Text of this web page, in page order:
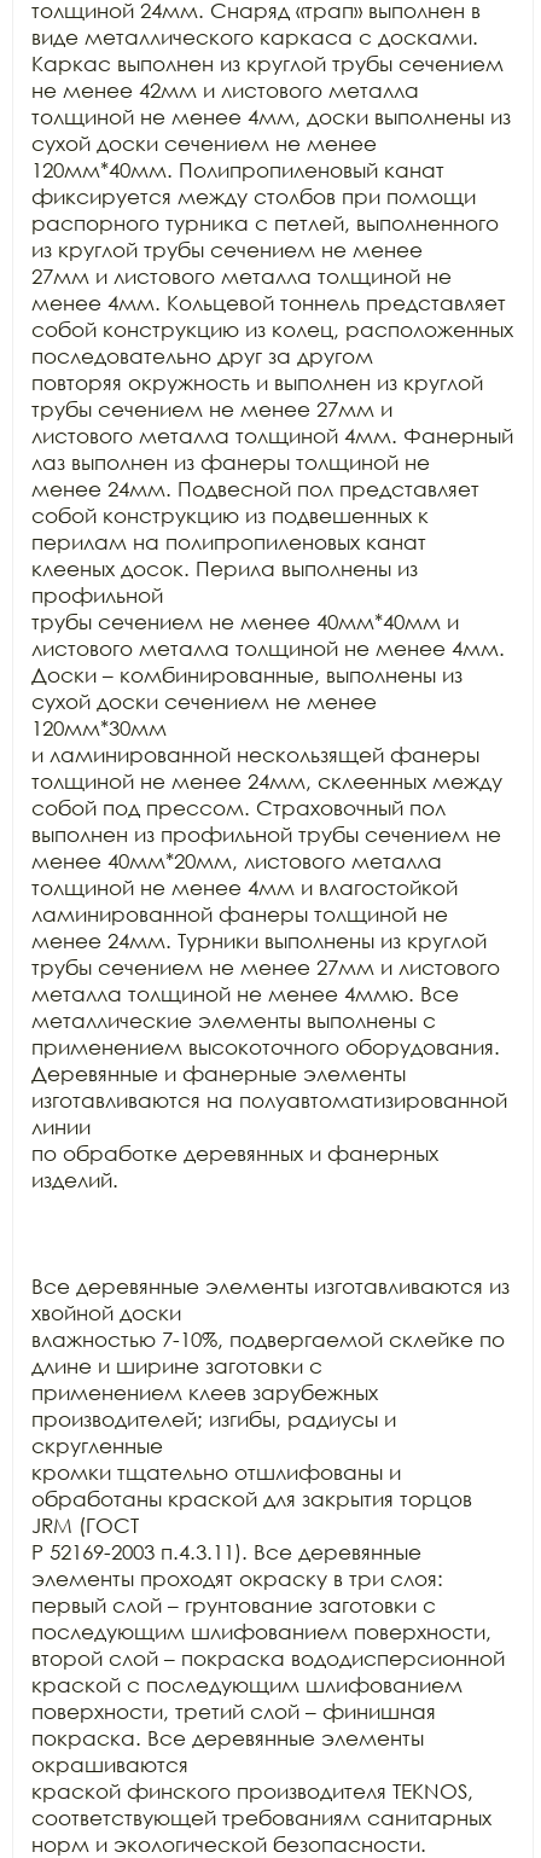
толщиной 24мм. Снаряд «трап» выполнен в
виде металлического каркаса с досками.
Каркас выполнен из круглой трубы сечением
не менее 42мм и листового металла
толщиной не менее 4мм, доски выполнены из
сухой доски сечением не менее
120мм*40мм. Полипропиленовый канат
фиксируется между столбов при помощи
распорного турника с петлей, выполненного
из круглой трубы сечением не менее
27мм и листового металла толщиной не
менее 4мм. Кольцевой тоннель представляет
собой конструкцию из колец, расположенных
последовательно друг за другом
повторяя окружность и выполнен из круглой
трубы сечением не менее 27мм и
листового металла толщиной 4мм. Фанерный
лаз выполнен из фанеры толщиной не
менее 24мм. Подвесной пол представляет
собой конструкцию из подвешенных к
перилам на полипропиленовых канат
клееных досок. Перила выполнены из
профильной
трубы сечением не менее 40мм*40мм и
листового металла толщиной не менее 4мм.
Доски – комбинированные, выполнены из
сухой доски сечением не менее
120мм*30мм
и ламинированной нескользящей фанеры
толщиной не менее 24мм, склеенных между
собой под прессом. Страховочный пол
выполнен из профильной трубы сечением не
менее 40мм*20мм, листового металла
толщиной не менее 4мм и влагостойкой
ламинированной фанеры толщиной не
менее 24мм. Турники выполнены из круглой
трубы сечением не менее 27мм и листового
металла толщиной не менее 4ммю. Все
металлические элементы выполнены с
применением высокоточного оборудования.
Деревянные и фанерные элементы
изготавливаются на полуавтоматизированной
линии
по обработке деревянных и фанерных
изделий.
Все деревянные элементы изготавливаются из
хвойной доски
влажностью 7-10%, подвергаемой склейке по
длине и ширине заготовки с
применением клеев зарубежных
производителей; изгибы, радиусы и
скругленные
кромки тщательно отшлифованы и
обработаны краской для закрытия торцов
JRM (ГОСТ
Р 52169-2003 п.4.3.11). Все деревянные
элементы проходят окраску в три слоя:
первый слой – грунтование заготовки с
последующим шлифованием поверхности,
второй слой – покраска вододисперсионной
краской с последующим шлифованием
поверхности, третий слой – финишная
покраска. Все деревянные элементы
окрашиваются
краской финского производителя TEKNOS,
соответствующей требованиям санитарных
норм и экологической безопасности.